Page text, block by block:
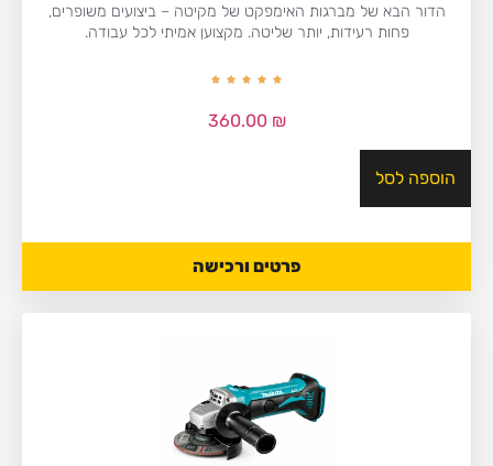
הדור הבא של מברגות האימפקט של מקיטה – ביצועים משופרים,
פחות רעידות, יותר שליטה. מקצוען אמיתי לכל עבודה.
360.00 ₪
הוספה לסל
פרטים ורכישה